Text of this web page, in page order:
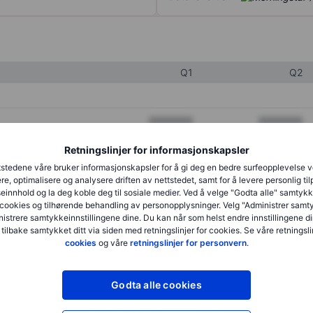
Retningslinjer for informasjonskapsler
våre bruker informasjonskapsler for å gi deg en bedre surfeopplevelse
optimalisere og analysere driften av nettstedet, samt for å levere personlig
og la deg koble deg til sosiale medier. Ved å velge "Godta alle"
og tilhørende behandling av personopplysninger. Velg "Administrer
samtykkeinnstillingene dine. Du kan når som helst endre innstillingene
samtykket ditt via siden med retningslinjer for cookies. Se våre
cookies og våre retningslinjer for personvern.
Godta alle cookies
Q1 Q2
XXXXXXX XXXXXXX
XXXXXXX
XXXXXXX XXXXXXX
XXXXXXX XXXXXXX
XXXXXXX